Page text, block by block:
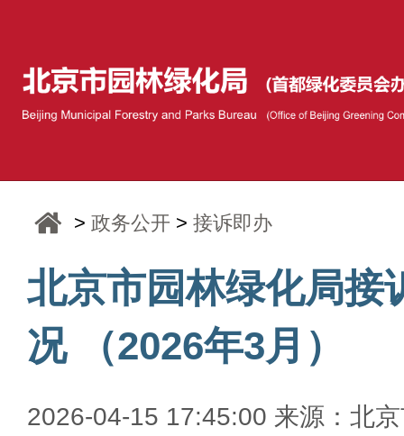
>政务公开 >接诉即办
北京市园林绿化局接
况 （2026年3月）
2026-04-15 17:45:00 来源：北